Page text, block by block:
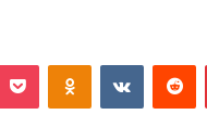
بينتيريست ‏Reddit
‏VKontakte
Odnoklassniki